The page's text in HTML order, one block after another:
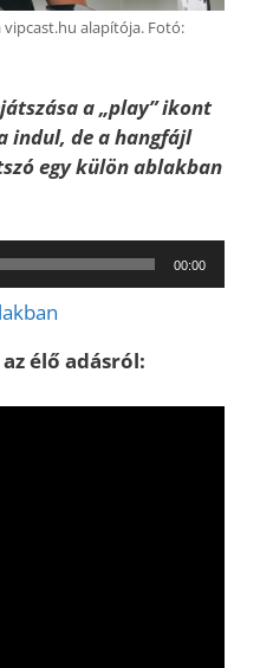
vipcast.hu alapítója. Fotó:
a „play” ikont
de a hangfájl
egy külön ablakban
00:00
élő adásról: